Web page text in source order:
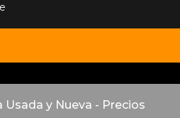
y Nueva - Precios